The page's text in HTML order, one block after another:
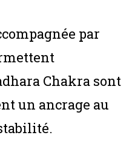
par
Chakra sont
un ancrage au